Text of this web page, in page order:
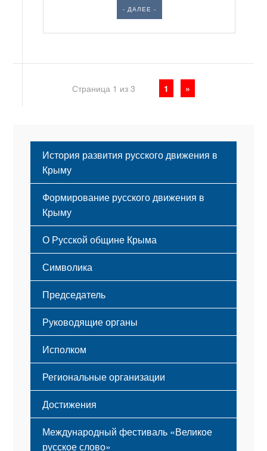
- ДАЛЕЕ -
Страница 1 из 3 1 »
История развития русского движения в
Крыму
Формирование русского движения в
Крыму
Русский Крым
О Русской общине Крыма
Этапы становления
Принципы деятельности
Структура
Мероприятия
Символика
Флаг
Герб
Гимн
Председатель
Руководящие органы
Исполком
Региональные организации
Достижения
Международный фестиваль «Великое
русское слово»